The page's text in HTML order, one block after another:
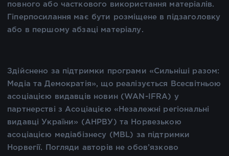
повного або часткового використання матеріалів.
Гіперпосилання має бути розміщене в підзаголовку
або в першому абзаці матеріалу.
Здійснено за підтримки програми «Сильніші разом:
Медіа та Демократія», що реалізується Всесвітньою
асоціацією видавців новин (WAN-IFRA) у
партнерстві з Асоціацією «Незалежні регіональні
видавці України» (АНРВУ) та Норвезькою
асоціацією медіабізнесу (MBL) за підтримки
Норвегії. Погляди авторів не обов’язково